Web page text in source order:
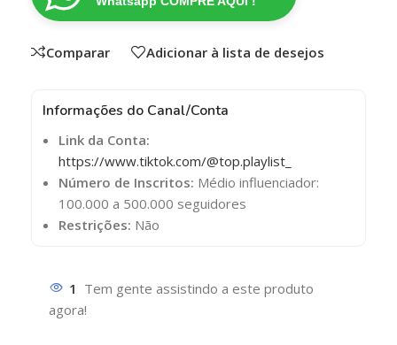
Comparar Adicionar à lista de desejos
Informações do Canal/Conta
Link da Conta:
https://www.tiktok.com/@top.playlist_
Número de Inscritos: Médio influenciador:
100.000 a 500.000 seguidores
Restrições: Não
1 Tem gente assistindo a este produto
agora!